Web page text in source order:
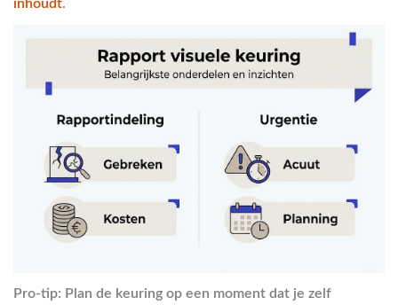
inhoudt.
Pro-tip: Plan de keuring op een moment dat je zelf